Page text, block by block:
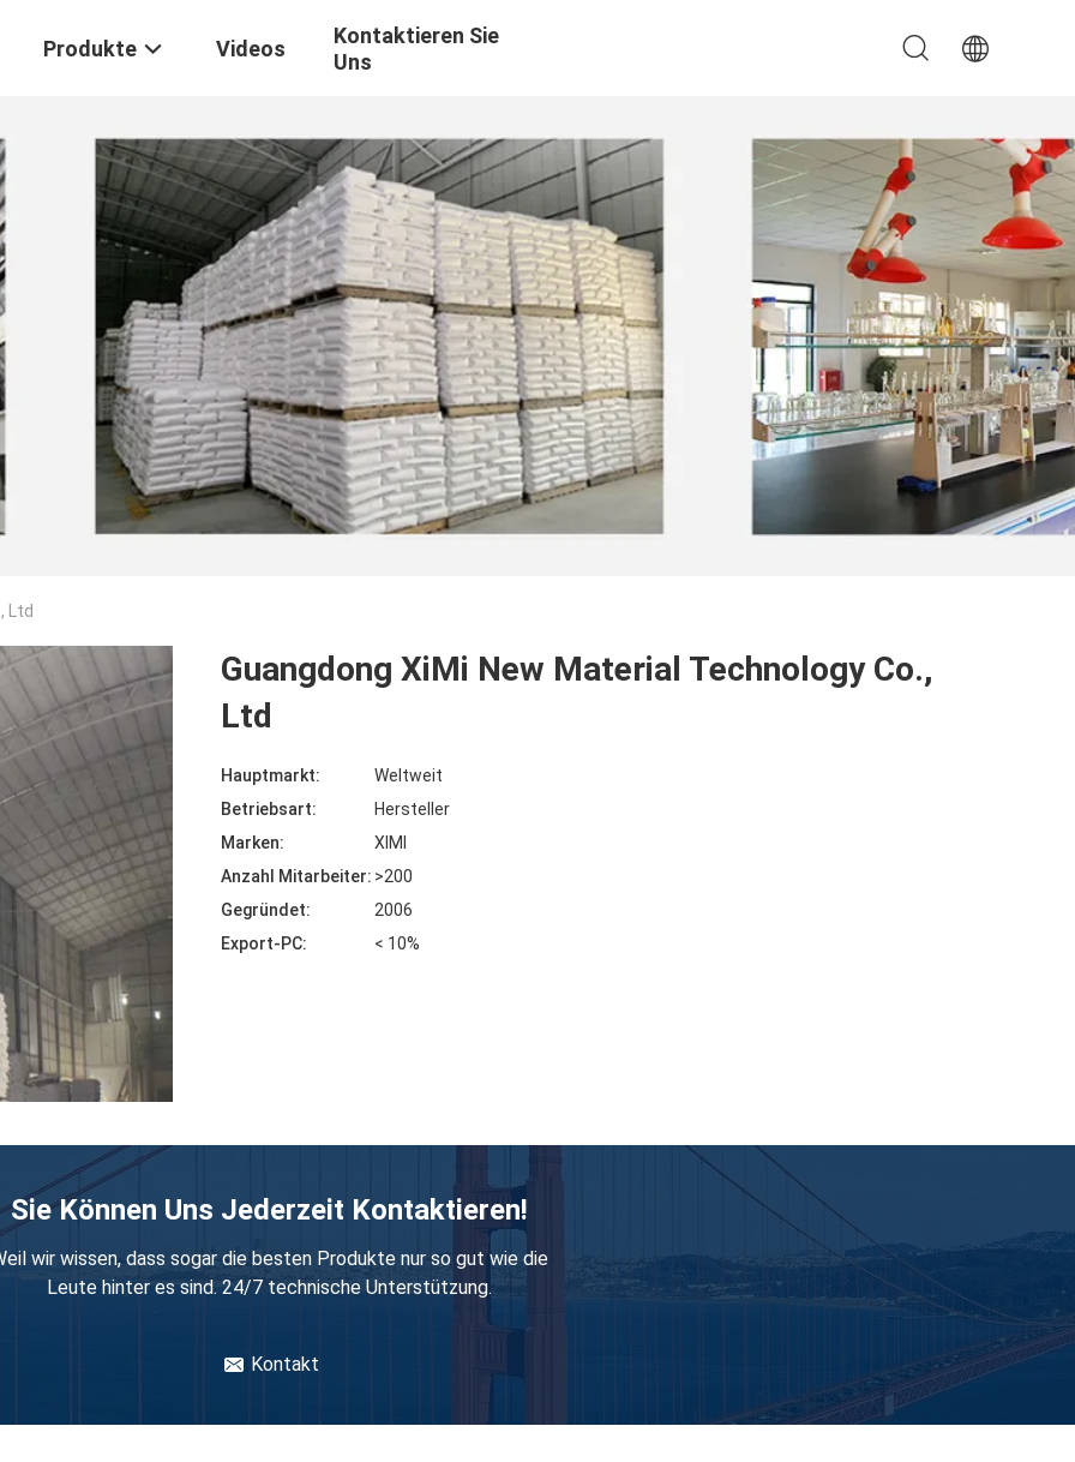
Produkte Videos
Kontaktieren Sie
Uns
Ltd
Guangdong XiMi New Material Technology Co.,
Ltd
Hauptmarkt:
Weltweit
Betriebsart:
Hersteller
Marken:
XIMI
Anzahl Mitarbeiter: >200
Gegründet:
2006
Export-PC:
< 10%
Sie Können Uns Jederzeit Kontaktieren!
wir wissen, dass sogar die besten Produkte nur so gut wie die
Leute hinter es sind. 24/7 technische Unterstützung.
Kontakt